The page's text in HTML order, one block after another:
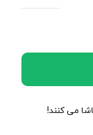
می کنند!